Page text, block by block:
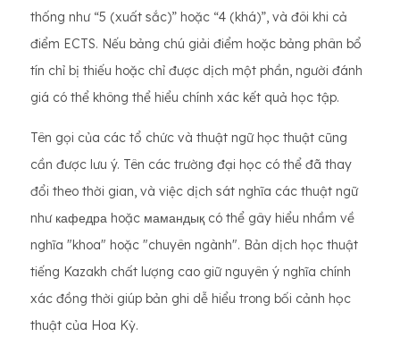
thống như “5 (xuất sắc)” hoặc “4 (khá)”, và đôi khi cả
điểm ECTS. Nếu bảng chú giải điểm hoặc bảng phân bổ
tín chỉ bị thiếu hoặc chỉ được dịch một phần, người đánh
giá có thể không thể hiểu chính xác kết quả học tập.
Tên gọi của các tổ chức và thuật ngữ học thuật cũng
cần được lưu ý. Tên các trường đại học có thể đã thay
đổi theo thời gian, và việc dịch sát nghĩa các thuật ngữ
như кафедра hoặc мамандық có thể gây hiểu nhầm về
nghĩa "khoa" hoặc "chuyên ngành". Bản dịch học thuật
tiếng Kazakh chất lượng cao giữ nguyên ý nghĩa chính
xác đồng thời giúp bản ghi dễ hiểu trong bối cảnh học
thuật của Hoa Kỳ.